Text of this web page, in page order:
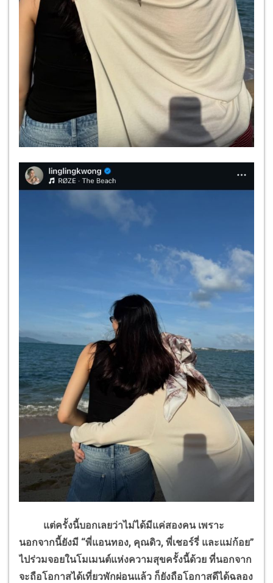
แต่ครั้งนี้บอกเลยว่าไม่ได้มีแค่สองคน เพราะ
นอกจากนี้ยังมี “พี่แอนทอง, คุณดิว, พี่เชอร์รี่ และแม่ก้อย”
ไปร่วมจอยในโมเมนต์แห่งความสุขครั้งนี้ด้วย ที่นอกจาก
จะถือโอกาสได้เที่ยวพักผ่อนแล้ว ก็ยังถือโอกาสดีได้ฉลอง